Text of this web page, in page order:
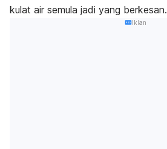
kulat air semula jadi yang berkesan.
Iklan